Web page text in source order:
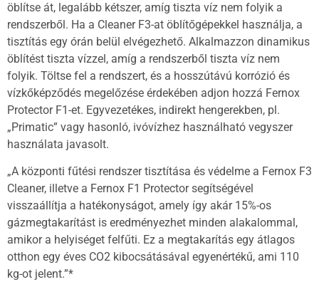
öblítse át, legalább kétszer, amíg tiszta víz nem folyik a
rendszerből. Ha a Cleaner F3-at öblítőgépekkel használja, a
tisztítás egy órán belül elvégezhető. Alkalmazzon dinamikus
öblítést tiszta vízzel, amíg a rendszerből tiszta víz nem
folyik. Töltse fel a rendszert, és a hosszútávú korrózió és
vízkőképződés megelőzése érdekében adjon hozzá Fernox
Protector F1-et. Egyvezetékes, indirekt hengerekben, pl.
„Primatic” vagy hasonló, ivóvízhez használható vegyszer
használata javasolt.
„A központi fűtési rendszer tisztítása és védelme a Fernox F3
Cleaner, illetve a Fernox F1 Protector segítségével
visszaállítja a hatékonyságot, amely így akár 15%-os
gázmegtakarítást is eredményezhet minden alakalommal,
amikor a helyiséget felfűti. Ez a megtakarítás egy átlagos
otthon egy éves CO2 kibocsátásával egyenértékű, ami 110
kg-ot jelent.”*